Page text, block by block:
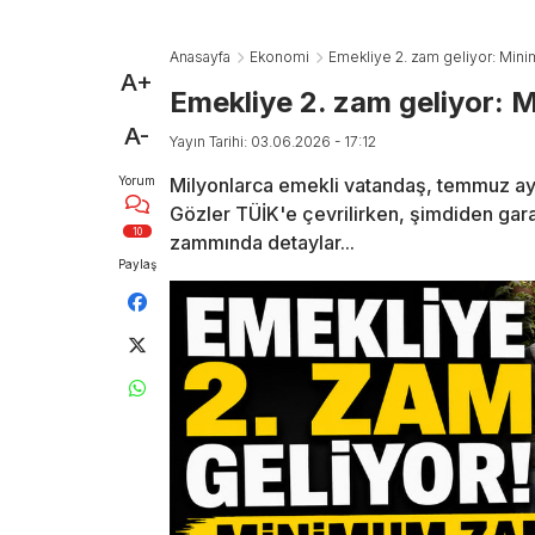
A+
A-
Yorum
10
Paylaş
Anasayfa Ekonomi Emekliye 2. zam geliyor:
Emekliye 2. zam geliyor:
Yayın Tarihi: 03.06.2026 - 17:12
Milyonlarca emekli vatandaş, temmuz
Gözler TÜİK'e çevrilirken, şimdiden
zammında detaylar...